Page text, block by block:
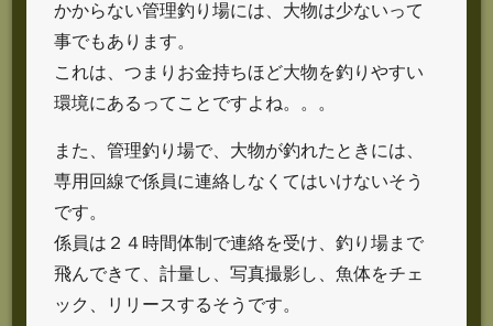
かからない管理釣り場には、大物は少ないって
事でもあります。
これは、つまりお金持ちほど大物を釣りやすい
環境にあるってことですよね。。。
また、管理釣り場で、大物が釣れたときには、
専用回線で係員に連絡しなくてはいけないそう
です。
係員は２４時間体制で連絡を受け、釣り場まで
飛んできて、計量し、写真撮影し、魚体をチェ
ック、リリースするそうです。